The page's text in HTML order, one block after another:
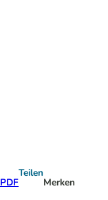
PDF
Teilen
Merken